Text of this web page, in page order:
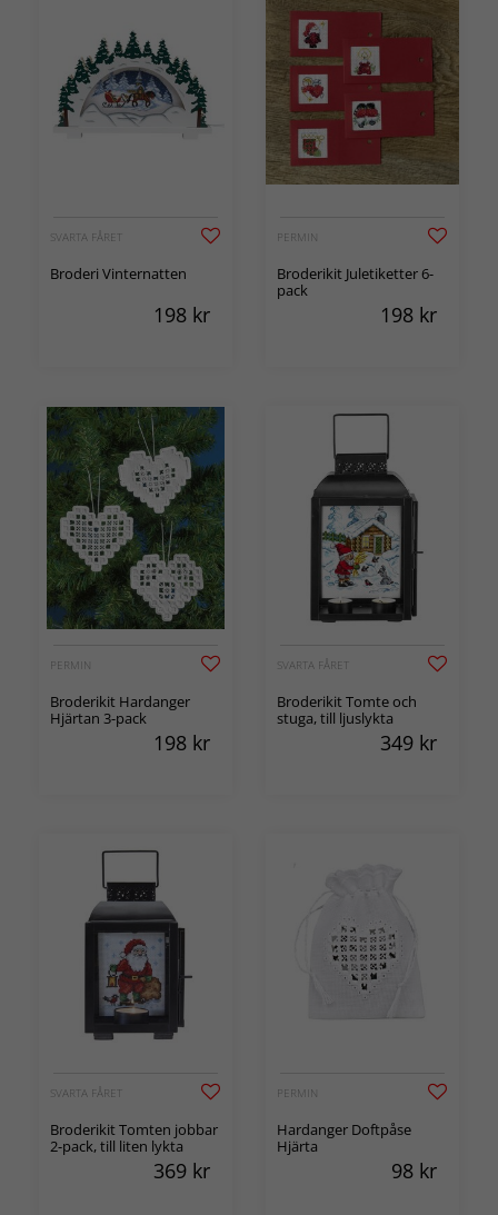
SVARTA FÅRET
Broderi Vinternatten
198 kr
PERMIN
Broderikit Juletiketter 6-
pack
198 kr
PERMIN
Broderikit Hardanger
Hjärtan 3-pack
198 kr
SVARTA FÅRET
Broderikit Tomte och
stuga, till ljuslykta
349 kr
SVARTA FÅRET
Broderikit Tomten jobbar
2-pack, till liten lykta
369 kr
PERMIN
Hardanger Doftpåse
Hjärta
98 kr